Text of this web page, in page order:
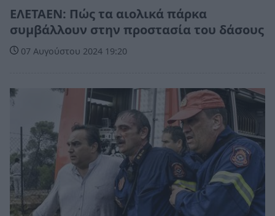
ΕΛΕΤΑΕΝ: Πώς τα αιολικά πάρκα
συμβάλλουν στην προστασία του δάσους
07 Αυγούστου 2024 19:20